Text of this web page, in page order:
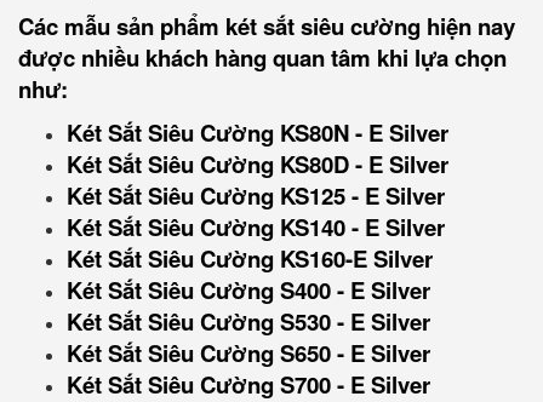
Các mẫu sản phẩm két sắt siêu cường hiện nay
được nhiều khách hàng quan tâm khi lựa chọn
như:
Két Sắt Siêu Cường KS80N - E Silver
Két Sắt Siêu Cường KS80D - E Silver
Két Sắt Siêu Cường KS125 - E Silver
Két Sắt Siêu Cường KS140 - E Silver
Két Sắt Siêu Cường KS160-E Silver
Két Sắt Siêu Cường S400 - E Silver
Két Sắt Siêu Cường S530 - E Silver
Két Sắt Siêu Cường S650 - E Silver
Két Sắt Siêu Cường S700 - E Silver